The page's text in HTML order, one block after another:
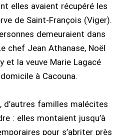
elles avaient récupéré les
de Saint-François (Viger).
demeuraient dans
chef Jean Athanase, Noël
et la veuve Marie Lagacé
à Cacouna.
d’autres familles malécites
: elles montaient jusqu’à
pour s’abriter près